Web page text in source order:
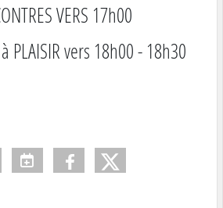
VERS 17h00
PLAISIR vers 18h00 - 18h30